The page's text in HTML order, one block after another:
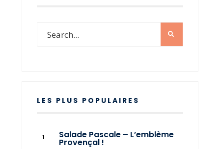
LES PLUS POPULAIRES
Salade Pascale – L’emblème
Provençal !